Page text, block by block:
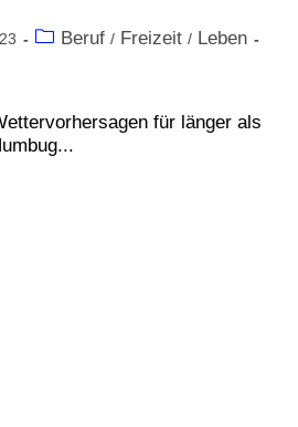
Beruf / Freizeit / Leben
für länger als